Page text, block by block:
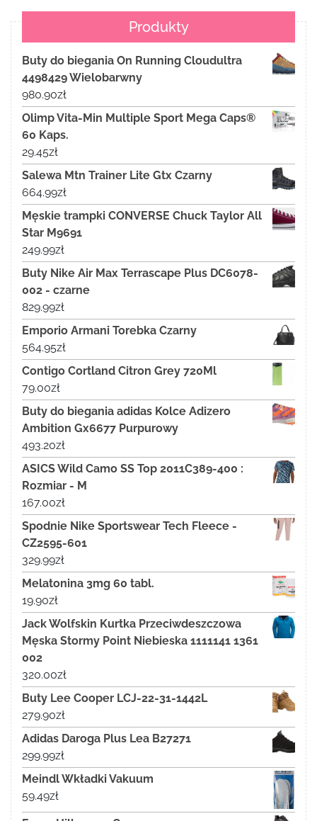
Produkty
Buty do biegania On Running Cloudultra
4498429 Wielobarwny
980.90zł
Olimp Vita-Min Multiple Sport Mega Caps®
60 Kaps.
29.45zł
Salewa Mtn Trainer Lite Gtx Czarny
664.99zł
Męskie trampki CONVERSE Chuck Taylor All
Star M9691
249.99zł
Buty Nike Air Max Terrascape Plus DC6078-
002 - czarne
829.99zł
Emporio Armani Torebka Czarny
564.95zł
Contigo Cortland Citron Grey 720Ml
79.00zł
Buty do biegania adidas Kolce Adizero
Ambition Gx6677 Purpurowy
493.20zł
ASICS Wild Camo SS Top 2011C389-400 :
Rozmiar - M
167.00zł
Spodnie Nike Sportswear Tech Fleece -
CZ2595-601
329.99zł
Melatonina 3mg 60 tabl.
19.90zł
Jack Wolfskin Kurtka Przeciwdeszczowa
Męska Stormy Point Niebieska 1111141 1361
002
320.00zł
Buty Lee Cooper LCJ-22-31-1442L
279.90zł
Adidas Daroga Plus Lea B27271
299.99zł
Meindl Wkładki Vakuum
59.49zł